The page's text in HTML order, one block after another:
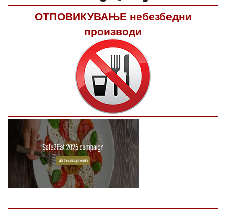
ОТПОВИКУВАЊЕ небезбедни
производи